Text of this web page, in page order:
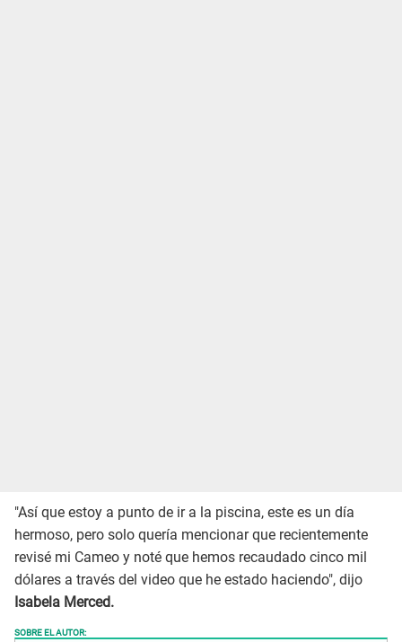
"Así que estoy a punto de ir a la piscina, este es un día
hermoso, pero solo quería mencionar que recientemente
revisé mi Cameo y noté que hemos recaudado cinco mil
dólares a través del video que he estado haciendo", dijo
Isabela Merced.
SOBRE EL AUTOR: